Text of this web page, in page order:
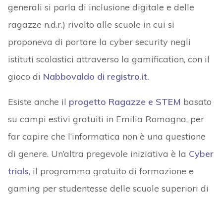
generali si parla di inclusione digitale e delle
ragazze n.d.r.) rivolto alle scuole in cui si
proponeva di portare la cyber security negli
istituti scolastici attraverso la gamification, con il
gioco di Nabbovaldo di registro.it.
Esiste anche il progetto Ragazze e STEM basato
su campi estivi gratuiti in Emilia Romagna, per
far capire che l’informatica non è una questione
di genere. Un’altra pregevole iniziativa è la Cyber
trials, il programma gratuito di formazione e
gaming per studentesse delle scuole superiori di